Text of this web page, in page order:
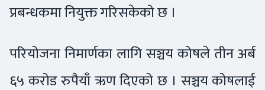
प्रबन्धकमा नियुक्त गरिसकेको छ ।
परियोजना निमार्णका लागि सञ्चय कोषले तीन अर्ब
६५ करोड रुपैयाँ ऋण दिएको छ । सञ्चय कोषलाई